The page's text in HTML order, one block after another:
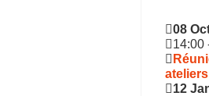
08
14:00
ateliers
12